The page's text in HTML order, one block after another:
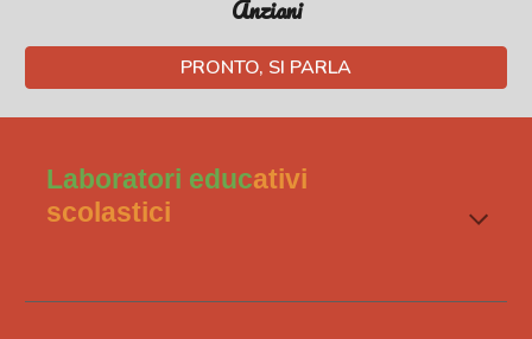
Anziani
PRONTO, SI PARLA
Laboratori educativi
scolastici